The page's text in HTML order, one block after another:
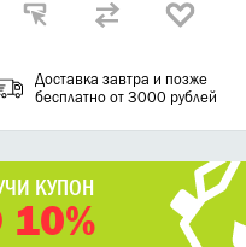
Доставка завтра и позже
бесплатно от 3000 рублей
КУПОН